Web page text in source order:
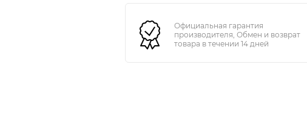
Официальная гарантия
производителя, Обмен и возврат
товара в течении 14 дней